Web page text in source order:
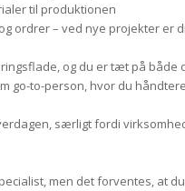
til produktionen
ordrer – ved nye projekter er
og du er tæt på
go-to-person, hvor du
særligt fordi
men det forventes, at